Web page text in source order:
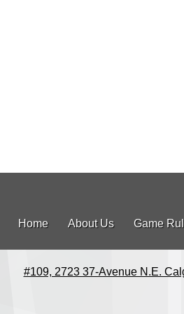
Home About Us Game
#109, 2723 37-Avenue N.E.